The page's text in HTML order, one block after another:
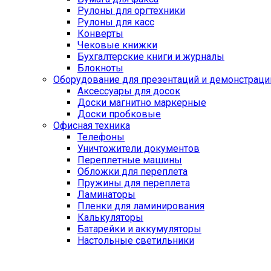
Рулоны для оргтехники
Рулоны для касс
Конверты
Чековые книжки
Бухгалтерские книги и журналы
Блокноты
Оборудование для презентаций и
Аксессуары для досок
Доски магнитно маркерные
Доски пробковые
Офисная техника
Телефоны
Уничтожители документов
Переплетные машины
Обложки для переплета
Пружины для переплета
Ламинаторы
Пленки для ламинирования
Калькуляторы
Батарейки и аккумуляторы
Настольные светильники